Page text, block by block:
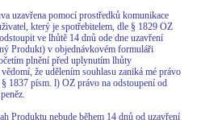
uzavřena pomocí prostředků komunikace
který je spotřebitelem, dle § 1829 OZ
ve lhůtě 14 dnů ode dne uzavření
Produkt) v objednávkovém formuláři
plnění před uplynutím lhůty
že udělením souhlasu zaniká mé právo
1837 písm. l) OZ právo na odstoupení od
nebude během 14 dnů od uzavření